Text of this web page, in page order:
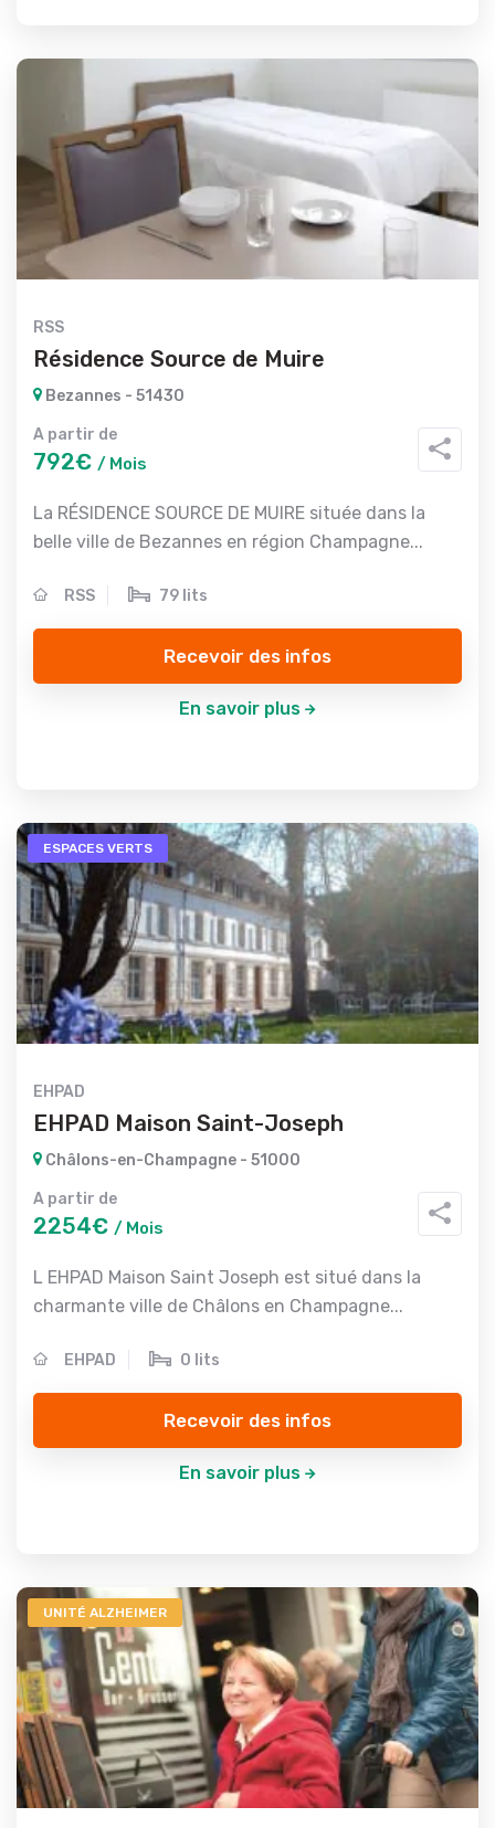
RSS
Résidence Source de Muire
Bezannes - 51430
A partir de
792€ / Mois
La RÉSIDENCE SOURCE DE MUIRE située dans la
belle ville de Bezannes en région Champagne...
RSS 79 lits
Recevoir des infos
En savoir plus
ESPACES VERTS
EHPAD
EHPAD Maison Saint-Joseph
Châlons-en-Champagne - 51000
A partir de
2254€ / Mois
L EHPAD Maison Saint Joseph est situé dans la
charmante ville de Châlons en Champagne...
EHPAD 0 lits
Recevoir des infos
En savoir plus
UNITÉ ALZHEIMER